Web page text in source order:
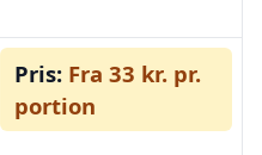
Pris: Fra 33 kr. pr.
portion